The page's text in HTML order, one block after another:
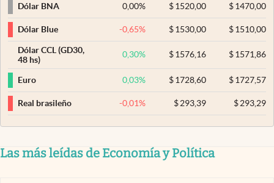
Dólar BNA
0,00% $ 1520,00 $1470,00
Dólar Blue -0,65% $ 1530,00 $1510,00
Dólar CCL (GD30,
48 hs)
0,30% $ 1576,16 $1571,86
Euro 0,03% $ 1728,60 $1727,57
Real brasileño -0,01% $ 293,39 $293,29
Las más leídas de Economía y Política